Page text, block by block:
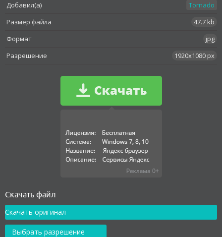
Добавил(а)
Tornado
Размер файла
47.7 kb
Формат
jpg
Разрешение
1920x1080 px
Скачать файл
Скачать оригинал
Выбрать разрешение